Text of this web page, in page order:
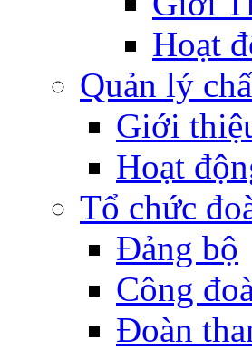
Hoạt
Quản lý
Giới
Hoạt
Tổ chức
Đảng bộ
Công
Đoàn